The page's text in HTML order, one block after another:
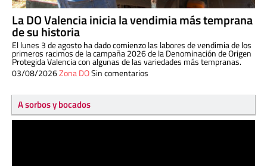
La DO Valencia inicia la vendimia más temprana
de su historia
El lunes 3 de agosto ha dado comienzo las labores de vendimia de los
primeros racimos de la campaña 2026 de la Denominación de Origen
Protegida Valencia con algunas de las variedades más tempranas.
03/08/2026Zona DOSin comentarios
A sorbos y bocados